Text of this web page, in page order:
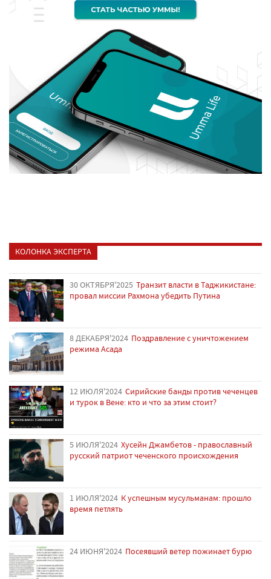
КОЛОНКА ЭКСПЕРТА
30 ОКТЯБРЯ'2025 Транзит власти в Таджикистане:
провал миссии Рахмона убедить Путина
8 ДЕКАБРЯ'2024 Поздравление с уничтожением
режима Асада
12 ИЮЛЯ'2024 Сирийские банды против чеченцев
и турок в Вене: кто и что за этим стоит?
5 ИЮЛЯ'2024 Хусейн Джамбетов - православный
русский патриот чеченского происхождения
1 ИЮЛЯ'2024 К успешным мусульманам: прошло
время петлять
24 ИЮНЯ'2024 Посеявший ветер пожинает бурю